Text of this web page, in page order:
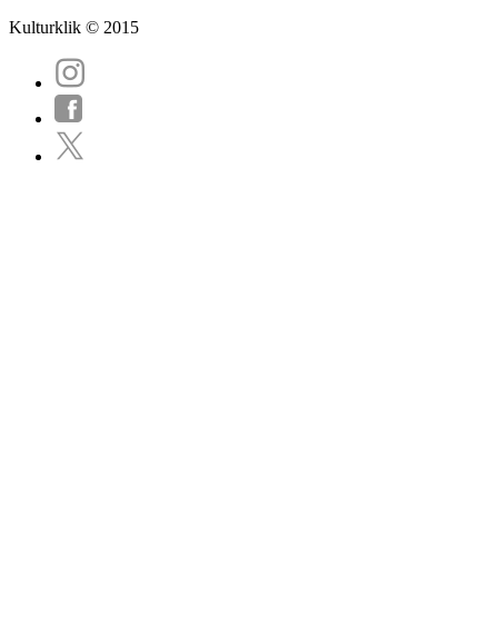
Kulturklik © 2015